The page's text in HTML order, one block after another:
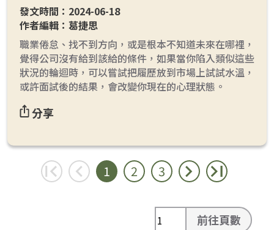
發文時間：2024-06-18
作者編輯：葛捷思
職業倦怠、找不到方向，或是根本不知道未來在哪裡，
覺得公司沒有給到該給的條件，如果當你陷入類似這些
狀況的輪迴時，可以嘗試把履歷放到市場上試試水溫，
或許面試後的結果，會改變你現在的心理狀態。
分享
1 2 3
前往頁數